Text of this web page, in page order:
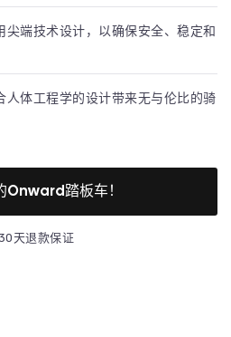
尖端技术设计，以确保安全、稳定和
人体工程学的设计带来无与伦比的骑
Onward踏板车！
天退款保证